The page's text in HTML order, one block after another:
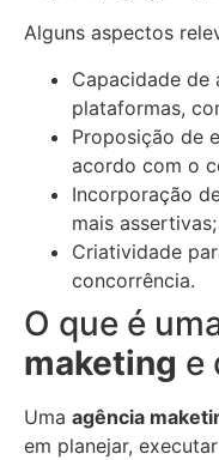
Alguns aspectos
Capacidade de
plataformas,
Proposição de
acordo com o
Incorporação
mais assertivas;
Criatividade
concorrência.
O que é
maketing e
Uma agência
em planejar,